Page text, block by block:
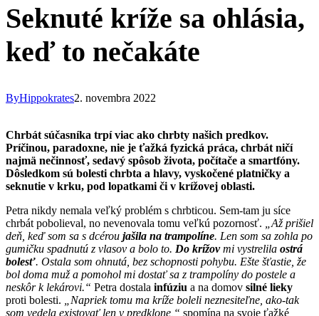
Seknuté kríže sa ohlásia,
keď to nečakáte
ByHippokrates2. novembra 2022
Chrbát súčasníka trpí viac ako chrbty našich predkov.
Príčinou, paradoxne, nie je ťažká fyzická práca, chrbát ničí
najmä nečinnosť, sedavý spôsob života, počítače a smartfóny.
Dôsledkom sú bolesti chrbta a hlavy, vyskočené platničky a
seknutie v krku, pod lopatkami či v krížovej oblasti.
Petra nikdy nemala veľký problém s chrbticou. Sem-tam ju síce
chrbát pobolieval, no nevenovala tomu veľkú pozornosť.
„Až prišiel
deň, keď som sa s dcérou jašila na trampolíne. Len som sa zohla po
gumičku spadnutú z vlasov a bolo to. Do krížovmi vystrelila ostrá
bolesť. Ostala som ohnutá, bez schopnosti pohybu. Ešte šťastie, že
bol doma muž a pomohol mi dostať sa z trampolíny do postele a
neskôr k lekárovi.“ Petra dostala infúziu a na domov silné lieky
proti bolesti.
„Napriek tomu ma kríže boleli neznesiteľne, ako-tak
som vedela existovať len v predklone,“ spomína na svoje ťažké